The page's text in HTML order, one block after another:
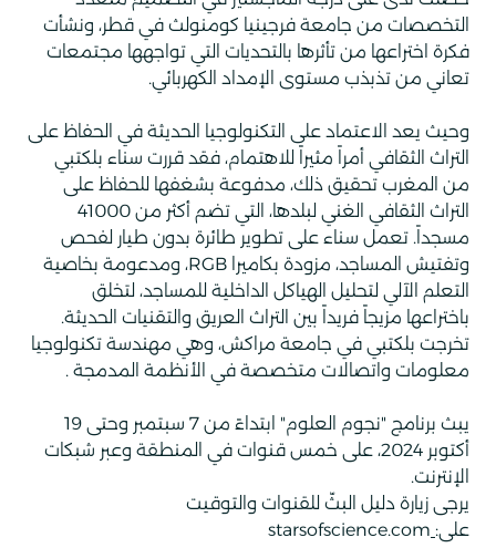
التخصصات من جامعة فرجينيا كومنولث في قطر، ونشأت
فكرة اختراعها من تأثرها بالتحديات التي تواجهها مجتمعات
تعاني من تذبذب مستوى الإمداد الكهربائي.
وحيث يعد الاعتماد على التكنولوجيا الحديثة في الحفاظ على
التراث الثقافي أمراً مثيراً للاهتمام، فقد قررت سناء بلكتبي
من المغرب تحقيق ذلك، مدفوعة بشغفها للحفاظ على
التراث الثقافي الغني لبلدها، التي تضم أكثر من 41000
مسجداً. تعمل سناء على تطوير طائرة بدون طيار لفحص
وتفتيش المساجد، مزودة بكاميرا RGB، ومدعومة بخاصية
التعلم الآلي لتحليل الهياكل الداخلية للمساجد، لتخلق
باختراعها مزيجاً فريداً بين التراث العريق والتقنيات الحديثة.
تخرجت بلكتبي في جامعة مراكش، وهي مهندسة تكنولوجيا
معلومات واتصالات متخصصة في الأنظمة المدمجة .
يبث برنامج "نجوم العلوم" ابتداءً من 7 سبتمبر وحتى 19
أكتوبر 2024، على خمس قنوات في المنطقة وعبر شبكات
الإنترنت.
يرجى زيارة دليل البثّ للقنوات والتوقيت
على: starsofscience.com